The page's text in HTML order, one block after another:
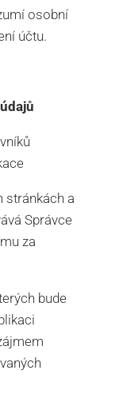
osobní
účtu.
stránkách a
Správce
za
bude